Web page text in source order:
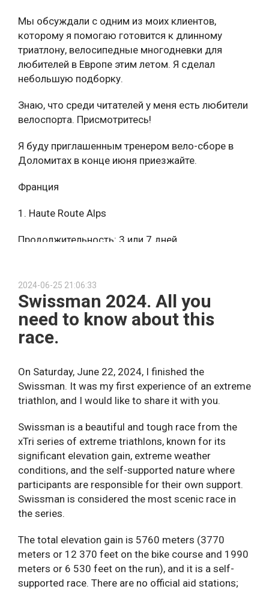
медузами и даже тиграми. Есть контактные
бассейны и приключенческий ресторан.
Garden of the Gods (Colorado Springs)
Огромные красные скалы, лёгкие пешеходные
маршруты, идеальное место для фото, пикника и
Zoo (Colorado Springs)
Можно кормить некоторых зверей
Легендарный парк с потрясающими пейзажами.
Искусство, культура, креатив
Meow Wolf (Denver)
психоделический, яркий и многослойный мир
современного искусства. Лабиринты, комната-
портал, музыка, технологии — дети в полном
Colorado Model Railroad Museum (Greeley)
Один из лучших в США макетов железной
дороги. Всё работает, двигается, светится —
завораживает не только детей, но и взрослых.
Обязательное место для семьи. Динозавры,
космос, зоны для экспериментов и настоящая
мумия — детям здесь интересно надолго.
Мы обсуждали с одним из моих клиентов,
которому я помогаю готовится к длинному
триатлону, велосипедные многодневки для
любителей в Европе этим летом. Я сделал
небольшую подборку.
Знаю, что среди читателей у меня есть любители
велоспорта. Присмотритесь!
Я буду приглашенным тренером вело-сборе в
Доломитах в конце июня приезжайте.
Франция
1. Haute Route Alps
Продолжительность: 3 или 7 дней
2. Marmotte Granfondo Series (Alpes + Pyrénées)
Продолжительность: до 2-3 дня
Когда: июнь-июль
3. Inferno
Inferno Swiss 26-29 июня
Inferno France 3-7 сентября
Inferno Dolomites & Slovenia September 30 –
October 05 2025
Швейцария / Италия
4. Tour des Stations (Ultrafondo или многодневка)
Продолжительность: 2–3 дня (есть
ультрадистанции)
2024-06-25 21:06:33
Swissman 2024. All you
need to know about this
race.
On Saturday, June 22, 2024, I finished the
Swissman. It was my first experience of an extreme
triathlon, and I would like to share it with you.
Swissman is a beautiful and tough race from the
xTri series of extreme triathlons, known for its
significant elevation gain, extreme weather
conditions, and the self-supported nature where
participants are responsible for their own support.
Swissman is considered the most scenic race in
the series.
The total elevation gain is 5760 meters (3770
meters or 12 370 feet on the bike course and 1990
meters or 6 530 feet on the run), and it is a self-
supported race. There are no official aid stations;